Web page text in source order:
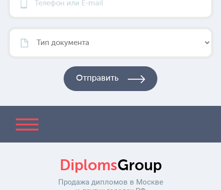
DiplomsGroup
Продажа дипломов в Москве